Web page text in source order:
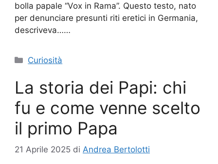
bolla papale “Vox in Rama”. Questo testo, nato
per denunciare presunti riti eretici in Germania,
descriveva……
Categorie
Curiosità
La storia dei Papi: chi
fu e come venne scelto
il primo Papa
21 Aprile 2025 di Andrea Bertolotti